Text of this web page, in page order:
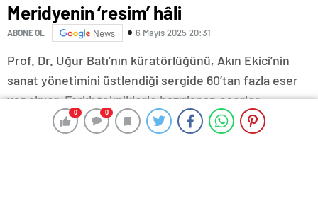
0 0
Meridyenin ‘resim’ hâli
ABONE OL News 6 Mayıs 2025 20:31
0 0
Prof. Dr. Uğur Batı’nın küratörlüğünü, Akın Ekici’nin
sanat yönetimini üstlendiği sergide 60’tan fazla eser
yer alıyor. Farklı tekniklerle hazırlanan eserler,
Kocaeli’nin kültürel mirasıyla çağdaş sanatı bir araya